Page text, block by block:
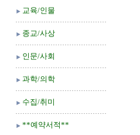
교육/인물
종교/사상
인문/사회
과학/의학
수집/취미
**예약서적**